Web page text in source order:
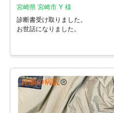
宮崎県 宮崎市 Y 様
診断書受け取りました。
お世話になりました。